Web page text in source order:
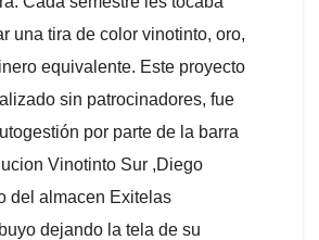
una tira de color vinotinto, oro,
equivalente. Este proyecto
sin patrocinadores, fue
por parte de la barra
Vinotinto Sur ,Diego
del almacen Exitelas
dejando la tela de su